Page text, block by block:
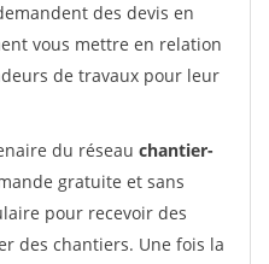
des devis en
vous mettre en relation
de travaux pour leur
du réseau chantier-
gratuite et sans
pour recevoir des
des chantiers. Une fois la